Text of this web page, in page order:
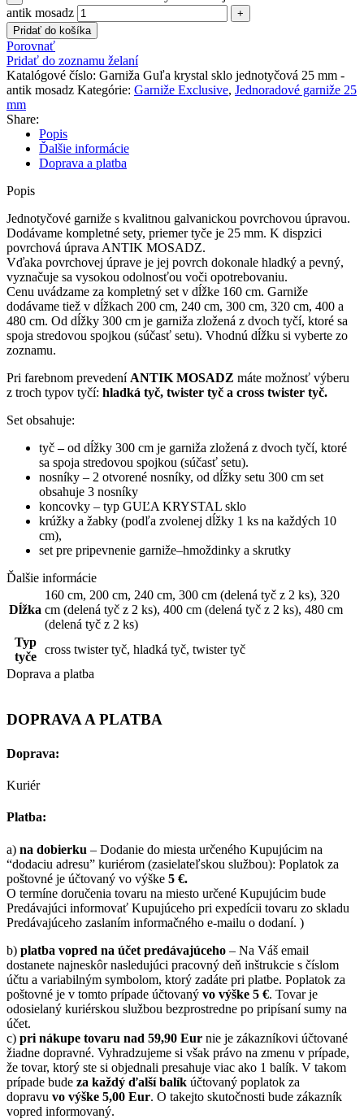
antik mosadz
Pridať do košíka
Porovnať
Pridať do zoznamu želaní
Katalógové číslo: Garniža Guľa krystal sklo jednotyčová 25 mm -
antik mosadz Kategórie: Garniže Exclusive, Jednoradové garniže 25
mm
Share:
Popis
Ďalšie informácie
Doprava a platba
Popis
Jednotyčové garniže s kvalitnou galvanickou povrchovou úpravou.
Dodávame kompletné sety, priemer tyče je 25 mm. K dispzici
povrchová úprava ANTIK MOSADZ.
Vďaka povrchovej úprave je jej povrch dokonale hladký a pevný,
vyznačuje sa vysokou odolnosťou voči opotrebovaniu.
Cenu uvádzame za kompletný set v dĺžke 160 cm. Garniže
dodávame tiež v dĺžkach 200 cm, 240 cm, 300 cm, 320 cm, 400 a
480 cm. Od dĺžky 300 cm je garniža zložená z dvoch tyčí, ktoré sa
spoja stredovou spojkou (súčasť setu). Vhodnú dĺžku si vyberte zo
zoznamu.
Pri farebnom prevedení ANTIK MOSADZ máte možnosť výberu
z troch typov tyčí: hladká tyč, twister tyč a cross twister tyč.
Set obsahuje:
tyč–od dĺžky 300 cm je garniža zložená z dvoch tyčí, ktoré
sa spoja stredovou spojkou (súčasť setu).
nosníky – 2 otvorené nosníky, od dĺžky setu 300 cm set
obsahuje 3 nosníky
koncovky – typ GUĽA KRYSTAL sklo
krúžky a žabky (podľa zvolenej dĺžky 1 ks na každých 10
cm),
set pre pripevnenie garniže–hmoždinky a skrutky
Ďalšie informácie
Dĺžka
160 cm, 200 cm, 240 cm, 300 cm (delená tyč z 2 ks), 320
cm (delená tyč z 2 ks), 400 cm (delená tyč z 2 ks), 480 cm
(delená tyč z 2 ks)
Typ
tyče
cross twister tyč, hladká tyč, twister tyč
Doprava a platba
DOPRAVA A PLATBA
Doprava:
Kuriér
Platba:
a) na dobierku – Dodanie do miesta určeného Kupujúcim na
“dodaciu adresu” kuriérom (zasielateľskou službou): Poplatok za
poštovné je účtovaný vo výške 5 €.
O termíne doručenia tovaru na miesto určené Kupujúcim bude
Predávajúci informovať Kupujúceho pri expedícii tovaru zo skladu
Predávajúceho zaslaním informačného e-mailu o dodaní. )
b) platba vopred na účet predávajúceho – Na Váš email
dostanete najneskôr nasledujúci pracovný deň inštrukcie s číslom
účtu a variabilným symbolom, ktorý zadáte pri platbe. Poplatok za
poštovné je v tomto prípade účtovaný vo výške 5 €. Tovar je
odosielaný kuriérskou službou bezprostredne po pripísaní sumy na
účet.
c) pri nákupe tovaru nad 59,90 Eur nie je zákazníkovi účtované
žiadne dopravné. Vyhradzujeme si však právo na zmenu v prípade,
že tovar, ktorý ste si objednali presahuje viac ako 1 balík. V takom
prípade bude za každý ďalší balík účtovaný poplatok za
dopravu vo výške 5,00 Eur. O takejto skutočnosti bude zákazník
vopred informovaný.